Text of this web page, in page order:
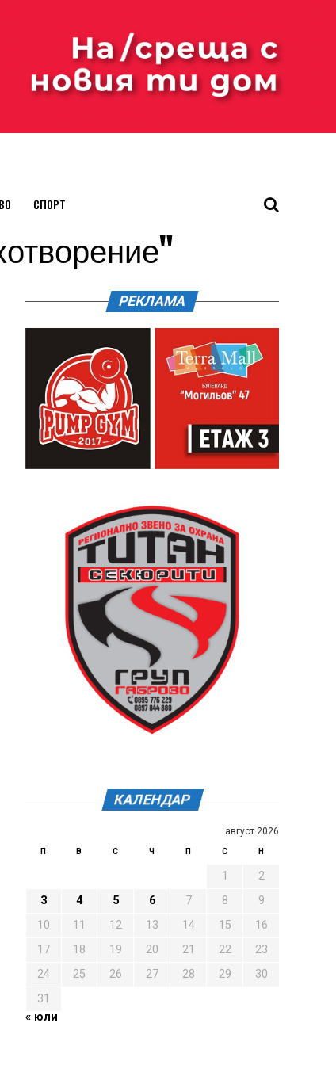
СПОРТ
РЕКЛАМА
КАЛЕНДАР
август 2026
П В С Ч П С Н
1
2
3
4 5 6 7 8
9
10
11 12 13 14 15
16
17
18 19 20 21 22
23
24
25 26 27 28 29
30
31
« юли